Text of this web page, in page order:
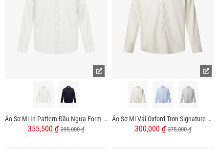
Áo Sơ Mi In Pattern Đầu Ngựa Form Regular SM201
355,500 ₫395,000 ₫
Áo Sơ Mi Vải Oxford Trơn Signature Form Regular SM157
300,000 ₫375,000 ₫